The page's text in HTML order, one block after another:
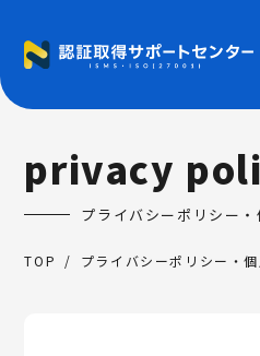
privacy
プライバシーポリシー
TOP プライバシーポリシー・